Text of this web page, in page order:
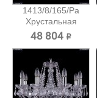
1413/8/165/Pa
Хрустальная
подвесная...
48 804 ₽